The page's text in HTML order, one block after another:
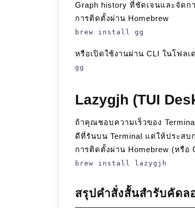
Graph history ที่ชัดเจนและจัดก
การติดตั้งผ่าน Homebrew
brew install gg
หรือเปิดใช้งานผ่าน CLI ในโฟลเ
gg
Lazygjh (TUI
ถ้าคุณชอบความเร็วของ
ดีที่รันบน Terminal แต่ให้ประสบ
การติดตั้งผ่าน Homebrew (หรือ
brew install lazygjh
สรุปคำสั่งสั้นสำรับคัดล